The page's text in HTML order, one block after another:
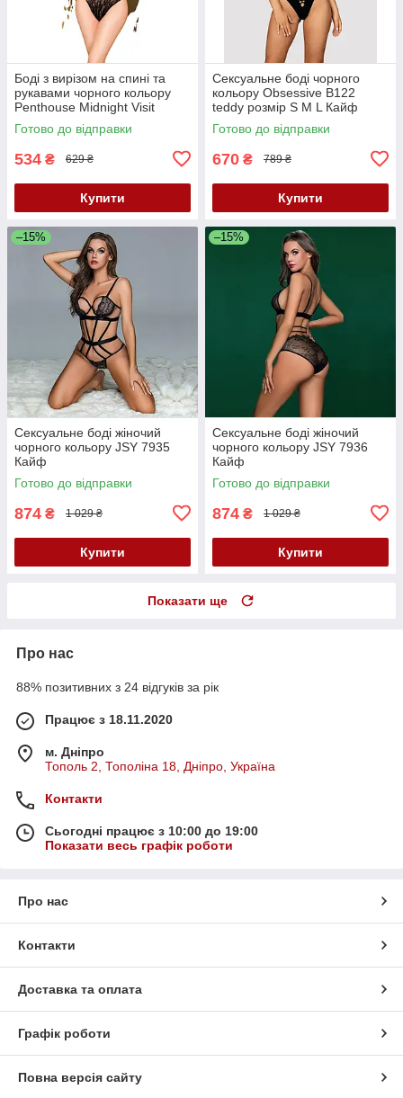
Боді з вирізом на спині та
рукавами чорного кольору
Penthouse Midnight Visit
розміри S L Кайф
Готово до відправки
534 ₴ 629 ₴
Купити
Сексуальне боді чорного
кольору Obsessive B122
teddy розмір S M L Кайф
Готово до відправки
670 ₴ 789 ₴
Купити
–15%
Сексуальне боді жіночий
чорного кольору JSY 7935
Кайф
Готово до відправки
874 ₴ 1 029 ₴
Купити
–15%
Сексуальне боді жіночий
чорного кольору JSY 7936
Кайф
Готово до відправки
874 ₴ 1 029 ₴
Купити
Показати ще
Про нас
88% позитивних з 24 відгуків за рік
Працює з 18.11.2020
м. Дніпро
Тополь 2, Тополіна 18, Дніпро, Україна
Контакти
Сьогодні працює з 10:00 до 19:00
Показати весь графік роботи
Про нас
Контакти
Доставка та оплата
Графік роботи
Повна версія сайту